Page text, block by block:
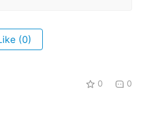
也会来考一个，曾经是从事会
治，于2017年11月4日，取消
(0)
0 0